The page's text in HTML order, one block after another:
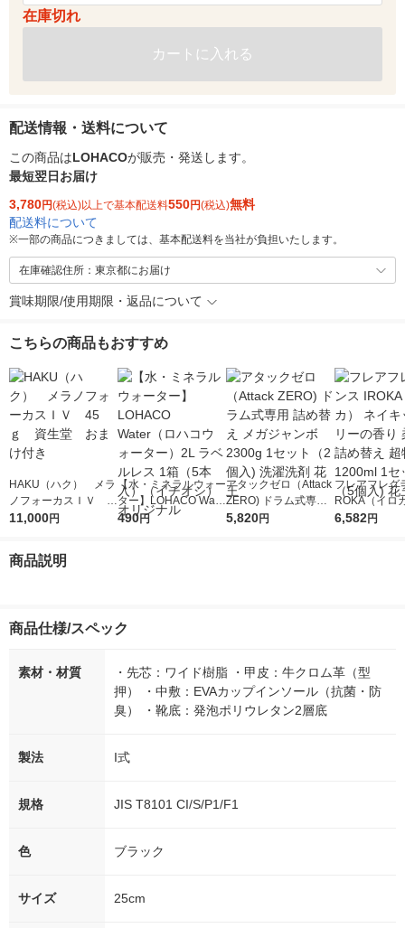
在庫切れ
カートに入れる
配送情報・送料について
この商品はLOHACOが販売・発送します。
最短翌日お届け
3,780円(税込)以上で基本配送料550円(税込)無料
配送料について
※一部の商品につきましては、基本配送料を当社が負担いたします。
在庫確認住所：東京都にお届け
賞味期限/使用期限・返品について
こちらの商品もおすすめ
HAKU（ハク） メラ
ノフォーカスＩＶ 4
5ｇ 資生堂 おまけ
11,000円
【水・ミネラルウォー
ター】LOHACO Wate
r（ロハコウォータ
490円
アタックゼロ（Attack
ZERO) ドラム式専用
詰め替え メガジャン
5,820円
フレアフレグ
ROKA（イロ
イキッドリリ
6,582円
商品説明
商品仕様/スペック
素材・材質
・先芯：ワイド樹脂 ・甲皮：牛クロム革（型
押） ・中敷：EVAカップインソール（抗菌・防
臭） ・靴底：発泡ポリウレタン2層底
製法 I式
規格 JIS T8101 CI/S/P1/F1
色 ブラック
サイズ 25cm